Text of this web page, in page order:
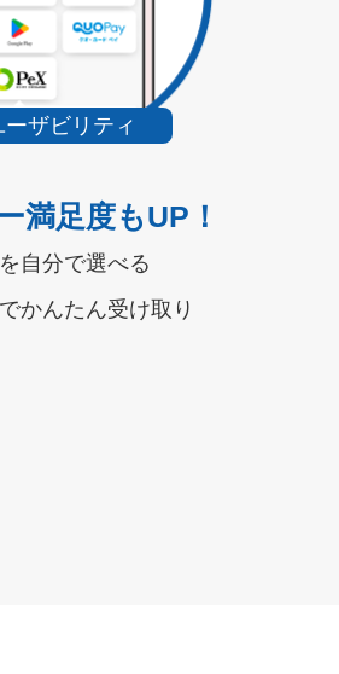
ーザビリティ
満足度もUP！
自分で選べる
かんたん受け取り